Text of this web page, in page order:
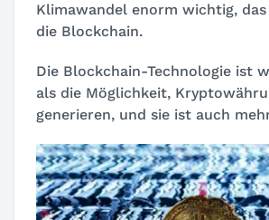
Klimawandel enorm wichtig,
die Blockchain.
Die Blockchain-Technologie ist
als die Möglichkeit,
generieren, und sie ist auch